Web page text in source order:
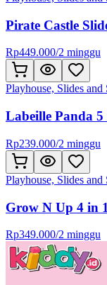
Pirate Castle
Rp449.000/2 minggu
Playhouse, Slides and
Labeille Panda
Rp239.000/2 minggu
Playhouse, Slides and
Grow N Up 4 in
Rp349.000/2 minggu